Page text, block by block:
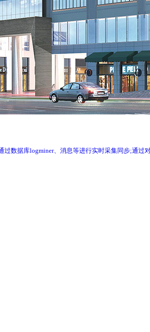
数据库logminer、消息等进行实时采集同步;通